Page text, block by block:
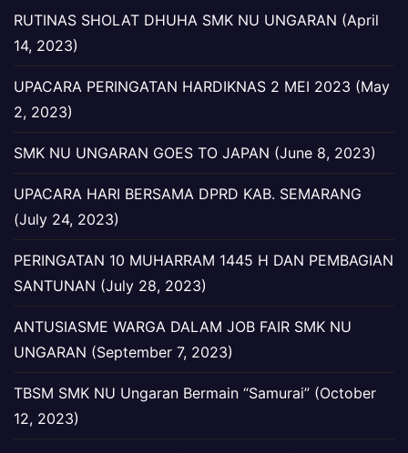
RUTINAS SHOLAT DHUHA SMK NU UNGARAN (April
14, 2023)
UPACARA PERINGATAN HARDIKNAS 2 MEI 2023 (May
2, 2023)
SMK NU UNGARAN GOES TO JAPAN (June 8, 2023)
UPACARA HARI BERSAMA DPRD KAB. SEMARANG
(July 24, 2023)
PERINGATAN 10 MUHARRAM 1445 H DAN PEMBAGIAN
SANTUNAN (July 28, 2023)
ANTUSIASME WARGA DALAM JOB FAIR SMK NU
UNGARAN (September 7, 2023)
TBSM SMK NU Ungaran Bermain “Samurai” (October
12, 2023)